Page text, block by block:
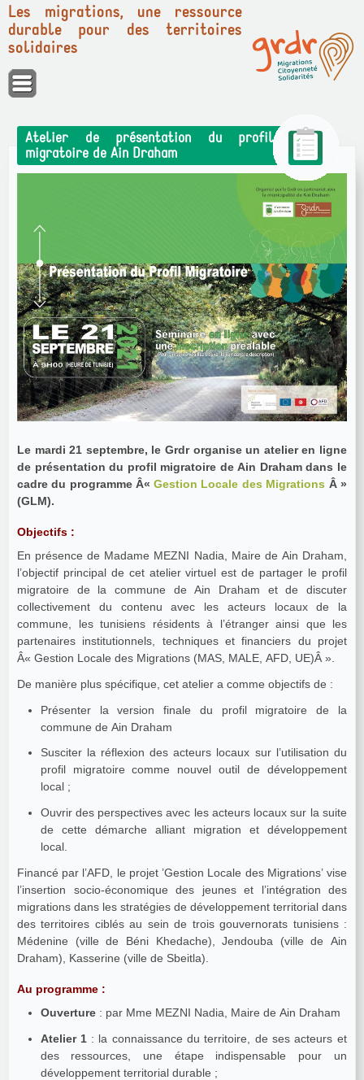
Panneau de gestion des cookies
Les migrations, une ressource
durable pour des territoires
solidaires
Atelier de présentation du profil
migratoire de Ain Draham
Le mardi 21 septembre, le Grdr organise un atelier en ligne
de présentation du profil migratoire de Ain Draham dans le
cadre du programme Â« Gestion Locale des Migrations Â »
(GLM).
Objectifs :
En présence de Madame MEZNI Nadia, Maire de Ain Draham,
l’objectif principal de cet atelier virtuel est de partager le profil
migratoire de la commune de Ain Draham et de discuter
collectivement du contenu avec les acteurs locaux de la
commune, les tunisiens résidents à l’étranger ainsi que les
partenaires institutionnels, techniques et financiers du projet
Â« Gestion Locale des Migrations (MAS, MALE, AFD, UE)Â ».
De manière plus spécifique, cet atelier a comme objectifs de :
Présenter la version finale du profil migratoire de la
commune de Ain Draham
Susciter la réflexion des acteurs locaux sur l’utilisation du
profil migratoire comme nouvel outil de développement
local ;
Ouvrir des perspectives avec les acteurs locaux sur la suite
de cette démarche alliant migration et développement
local.
Financé par l’AFD, le projet ’Gestion Locale des Migrations’ vise
l’insertion socio-économique des jeunes et l’intégration des
migrations dans les stratégies de développement territorial dans
des territoires ciblés au sein de trois gouvernorats tunisiens :
Médenine (ville de Béni Khedache), Jendouba (ville de Ain
Draham), Kasserine (ville de Sbeitla).
Au programme :
Ouverture: par Mme MEZNI Nadia, Maire de Ain Draham
Atelier 1: la connaissance du territoire, de ses acteurs et
des ressources, une étape indispensable pour un
développement territorial durable ;